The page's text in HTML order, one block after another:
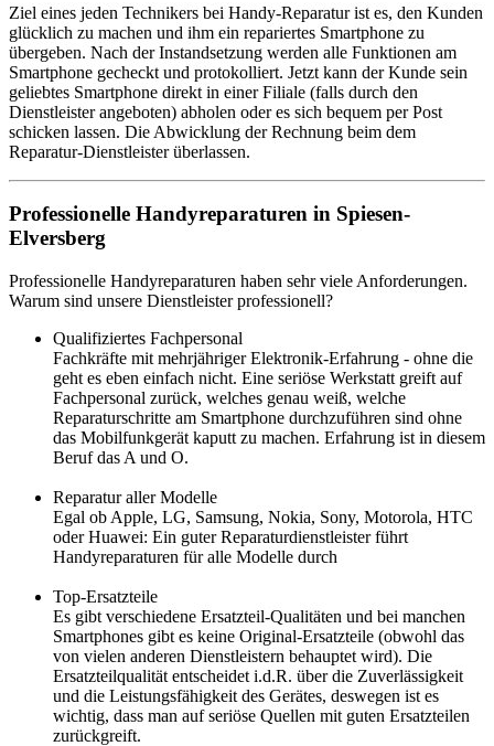
Ziel eines jeden Technikers bei Handy-Reparatur ist es, den Kunden
glücklich zu machen und ihm ein repariertes Smartphone zu
übergeben. Nach der Instandsetzung werden alle Funktionen am
Smartphone gecheckt und protokolliert. Jetzt kann der Kunde sein
geliebtes Smartphone direkt in einer Filiale (falls durch den
Dienstleister angeboten) abholen oder es sich bequem per Post
schicken lassen. Die Abwicklung der Rechnung beim dem
Reparatur-Dienstleister überlassen.
Professionelle Handyreparaturen in Spiesen-
Elversberg
Professionelle Handyreparaturen haben sehr viele Anforderungen.
Warum sind unsere Dienstleister professionell?
Qualifiziertes Fachpersonal
Fachkräfte mit mehrjähriger Elektronik-Erfahrung - ohne die
geht es eben einfach nicht. Eine seriöse Werkstatt greift auf
Fachpersonal zurück, welches genau weiß, welche
Reparaturschritte am Smartphone durchzuführen sind ohne
das Mobilfunkgerät kaputt zu machen. Erfahrung ist in diesem
Beruf das A und O.
Reparatur aller Modelle
Egal ob Apple, LG, Samsung, Nokia, Sony, Motorola, HTC
oder Huawei: Ein guter Reparaturdienstleister führt
Handyreparaturen für alle Modelle durch
Top-Ersatzteile
Es gibt verschiedene Ersatzteil-Qualitäten und bei manchen
Smartphones gibt es keine Original-Ersatzteile (obwohl das
von vielen anderen Dienstleistern behauptet wird). Die
Ersatzteilqualität entscheidet i.d.R. über die Zuverlässigkeit
und die Leistungsfähigkeit des Gerätes, deswegen ist es
wichtig, dass man auf seriöse Quellen mit guten Ersatzteilen
zurückgreift.